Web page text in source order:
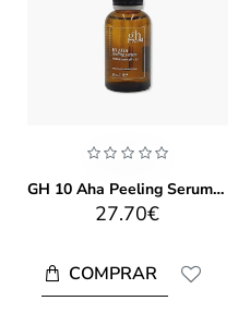
GH 10 Aha Peeling Serum 30ml
27.70€
COMPRAR